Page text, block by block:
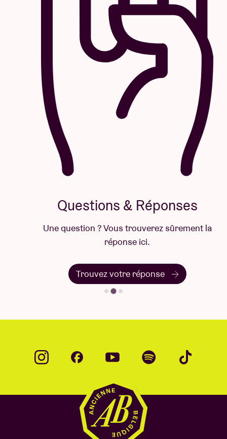
Questions & Réponses
Une question ? Vous trouverez sûrement la
réponse ici.
Trouvez votre réponse